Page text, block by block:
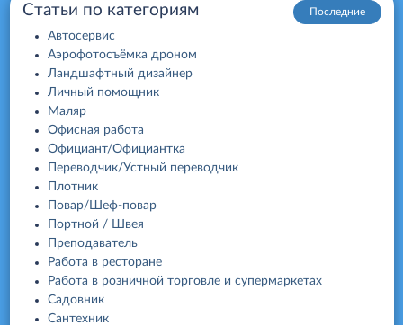
Последние
Статьи по категориям
Автосервис
Аэрофотосъёмка дроном
Ландшафтный дизайнер
Личный помощник
Маляр
Офисная работа
Официант/Официантка
Переводчик/Устный переводчик
Плотник
Повар/Шеф-повар
Портной / Швея
Преподаватель
Работа в ресторане
Работа в розничной торговле и супермаркетах
Садовник
Сантехник